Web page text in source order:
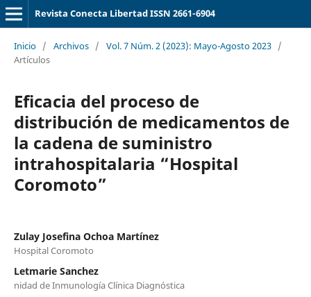
Revista Conecta Libertad ISSN 2661-6904
Inicio / Archivos / Vol. 7 Núm. 2 (2023): Mayo-Agosto 2023 /
Artículos
Eficacia del proceso de
distribución de medicamentos de
la cadena de suministro
intrahospitalaria “Hospital
Coromoto”
Zulay Josefina Ochoa Martínez
Hospital Coromoto
Letmarie Sanchez
nidad de Inmunología Clínica Diagnóstica